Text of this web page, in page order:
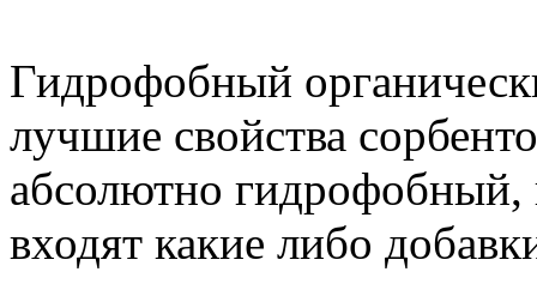
Гидрофобный
лучшие свойства
абсолютно гидрофобный,
входят какие либо